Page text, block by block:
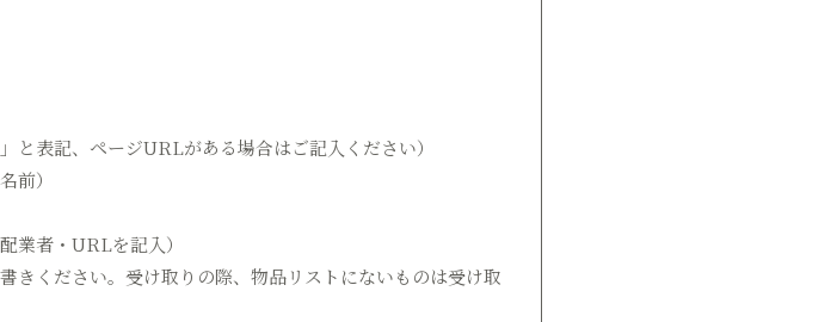
と表記、ページURLがある場合はご記入ください）
前）
業者・URLを記入）
きください。受け取りの際、物品リストにないものは受け取